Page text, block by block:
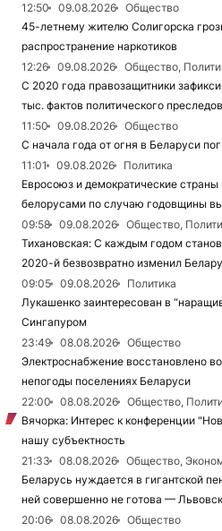
12:50
09.08.2026
Общество
45-летнему жителю Солигорска
распространение наркотиков
12:26
09.08.2026
Общество,
С 2020 года правозащитники
тыс. фактов политического
11:50
09.08.2026
Общество
С начала года от огня в Беларуси
11:01
09.08.2026
Политика
Евросоюз и демократические
белорусами по случаю годовщины
09:58
09.08.2026
Общество,
Тихановская: С каждым годом
2020-й безвозвратно изменил
09:05
09.08.2026
Политика
Лукашенко заинтересован в
Сингапуром
23:49
08.08.2026
Общество
Электроснабжение восстановлено
непогоды поселениях Беларуси
22:00
08.08.2026
Общество,
Вячорка: Интерес к конференции
нашу субъектность
21:33
08.08.2026
Общество,
Беларусь нуждается в гигантской
ней совершенно не готова —
20:06
08.08.2026
Общество